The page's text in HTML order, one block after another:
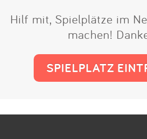
Hilf mit, Spielplätze im
machen!
SPIELPLATZ